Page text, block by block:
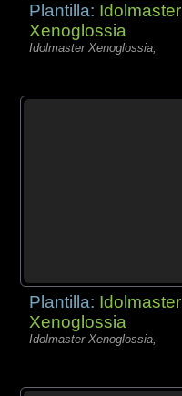
Plantilla: Idolmaster
Xenoglossia
Idolmaster Xenoglossia,
Plantilla: Idolmaster
Xenoglossia
Idolmaster Xenoglossia,